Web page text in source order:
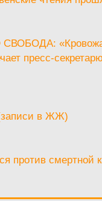
пресс-
в ЖЖ)
против смертной